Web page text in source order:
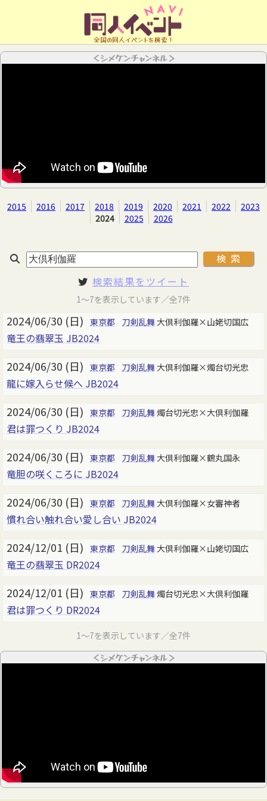
全国の同人イベントを検索！
＜シメケンチャンネル＞
2015 2016 2017 2018 2019 2020 2021 2022
2023
2024
2025 2026
検索結果をツイート
1～7を表示しています／全7件
2024/06/30 (日) 東京都 刀剣乱舞大倶利伽羅×山姥切国広
竜王の翡翠玉 JB2024
2024/06/30 (日) 東京都 刀剣乱舞大倶利伽羅×燭台切光忠
龍に嫁入らせ候へ JB2024
2024/06/30 (日) 東京都 刀剣乱舞燭台切光忠×大倶利伽羅
君は罪つくり JB2024
2024/06/30 (日) 東京都 刀剣乱舞大倶利伽羅×鶴丸国永
竜胆の咲くころに JB2024
2024/06/30 (日) 東京都 刀剣乱舞大倶利伽羅×女審神者
慣れ合い触れ合い愛し合い JB2024
2024/12/01 (日) 東京都 刀剣乱舞大倶利伽羅×山姥切国広
竜王の翡翠玉 DR2024
2024/12/01 (日) 東京都 刀剣乱舞燭台切光忠×大倶利伽羅
君は罪つくり DR2024
1～7を表示しています／全7件
＜シメケンチャンネル＞